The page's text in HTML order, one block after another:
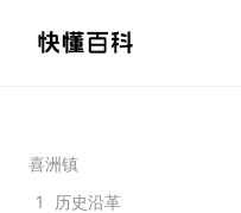
喜洲镇
1
历史沿革